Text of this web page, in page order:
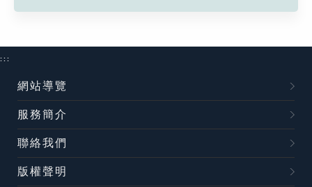
:::
網站導覽
服務簡介
聯絡我們
版權聲明